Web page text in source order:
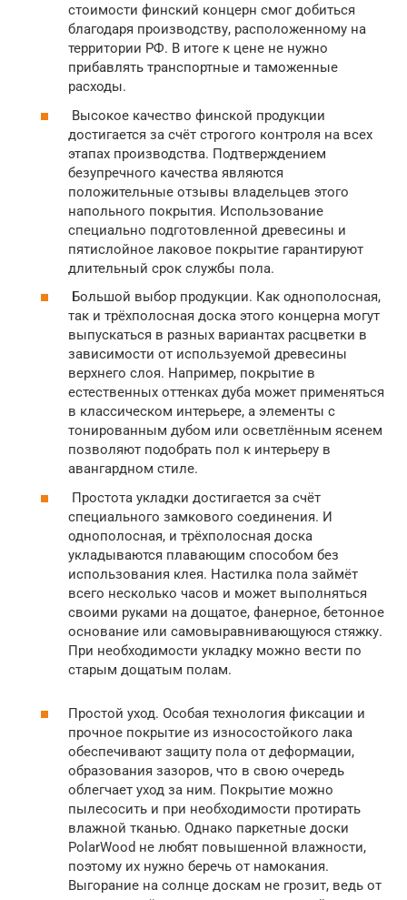
стоимости финский концерн смог добиться
благодаря производству, расположенному на
территории РФ. В итоге к цене не нужно
прибавлять транспортные и таможенные
расходы.
Высокое качество финской продукции
достигается за счёт строгого контроля на всех
этапах производства. Подтверждением
безупречного качества являются
положительные отзывы владельцев этого
напольного покрытия. Использование
специально подготовленной древесины и
пятислойное лаковое покрытие гарантируют
длительный срок службы пола.
Большой выбор продукции. Как однополосная,
так и трёхполосная доска этого концерна могут
выпускаться в разных вариантах расцветки в
зависимости от используемой древесины
верхнего слоя. Например, покрытие в
естественных оттенках дуба может применяться
в классическом интерьере, а элементы с
тонированным дубом или осветлённым ясенем
позволяют подобрать пол к интерьеру в
авангардном стиле.
Простота укладки достигается за счёт
специального замкового соединения. И
однополосная, и трёхполосная доска
укладываются плавающим способом без
использования клея. Настилка пола займёт
всего несколько часов и может выполняться
своими руками на дощатое, фанерное, бетонное
основание или самовыравнивающуюся стяжку.
При необходимости укладку можно вести по
старым дощатым полам.
Простой уход. Особая технология фиксации и
прочное покрытие из износостойкого лака
обеспечивают защиту пола от деформации,
образования зазоров, что в свою очередь
облегчает уход за ним. Покрытие можно
пылесосить и при необходимости протирать
влажной тканью. Однако паркетные доски
PolarWood не любят повышенной влажности,
поэтому их нужно беречь от намокания.
Выгорание на солнце доскам не грозит, ведь от